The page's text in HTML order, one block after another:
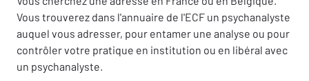
Claude Maleval
Échos des Écoles européennes
Vous trouverez dans l'annuaire de l'ECF un psychanalyste
auquel vous adresser, pour entamer une analyse ou pour
contrôler votre pratique en institution ou en libéral avec
un psychanalyste.